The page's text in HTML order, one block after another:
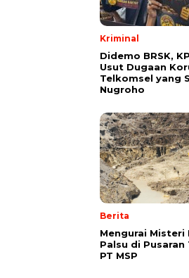
Kriminal
Didemo BRSK,
Usut Dugaan
Telkomsel yang
Nugroho
Berita
Mengurai Misteri
Palsu di Pusaran
PT MSP